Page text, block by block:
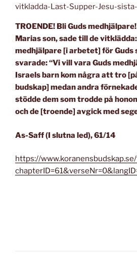
vitkladda-Last-Supper-Jesu-
TROENDE! Bli Guds
Marias son, sade till de
medhjälpare [i arbetet] för Guds
svarade: “Vi vill vara Guds
Israels barn kom några att tro
budskap] medan andra
stödde dem som trodde på
och de [troende] avgick med
As-Saff (I slutna led), 61/14
https://